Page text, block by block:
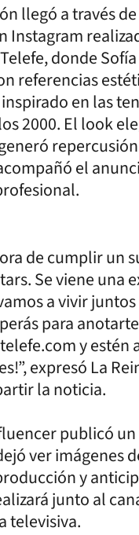
llegó a través
Instagram
donde
referencias
en las
2000. El look
el
de cumplir un
Se viene una
a vivir
para
y estén
expresó La
la noticia.
publicó
ver imágenes
y
junto al
televisiva.